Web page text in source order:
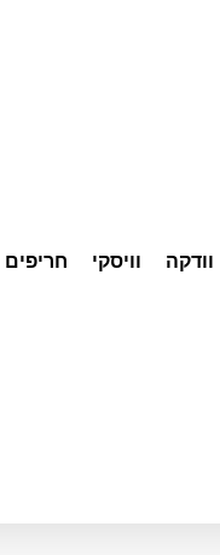
וודקה וויסקי חריפים